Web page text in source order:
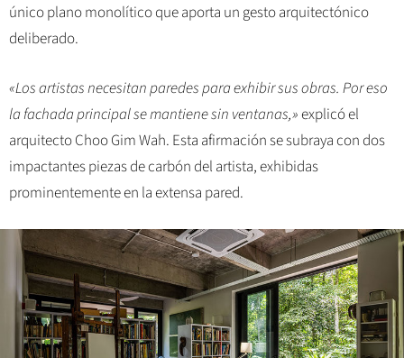
único plano monolítico que aporta un gesto arquitectónico
deliberado.
«Los artistas necesitan paredes para exhibir sus obras. Por eso
la fachada principal se mantiene sin ventanas,» explicó el
arquitecto Choo Gim Wah. Esta afirmación se subraya con dos
impactantes piezas de carbón del artista, exhibidas
prominentemente en la extensa pared.